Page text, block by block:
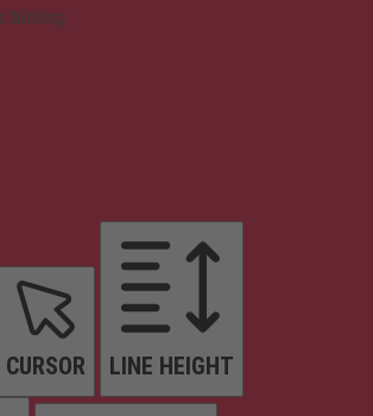
blinking
CURSOR LINE HEIGHT